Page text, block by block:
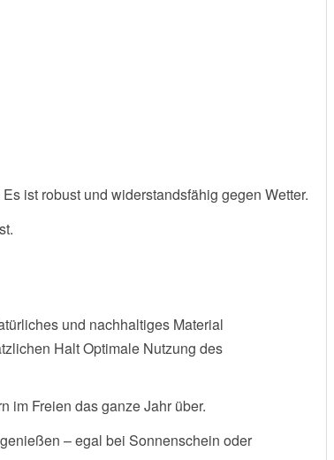
ist robust und widerstandsfähig gegen Wetter.
und nachhaltiges Material
Halt Optimale Nutzung des
im Freien das ganze Jahr über.
– egal bei Sonnenschein oder